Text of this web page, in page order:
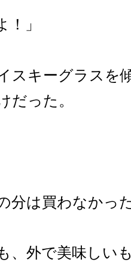
！」
スキーグラスを
だった。
分は買わなかっ
、外で美味しい